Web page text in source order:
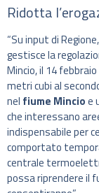
Ridotta
“Su input di Regione,
gestisce la
Mincio, il 14
metri cubi al
nel fiume Mincioe
che interessano
indispensabile per
comportato
centrale
possa riprendere il